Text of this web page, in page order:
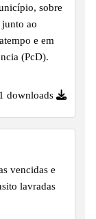
sobre
ao
e em
(PcD).
downloads
vencidas e
lavradas